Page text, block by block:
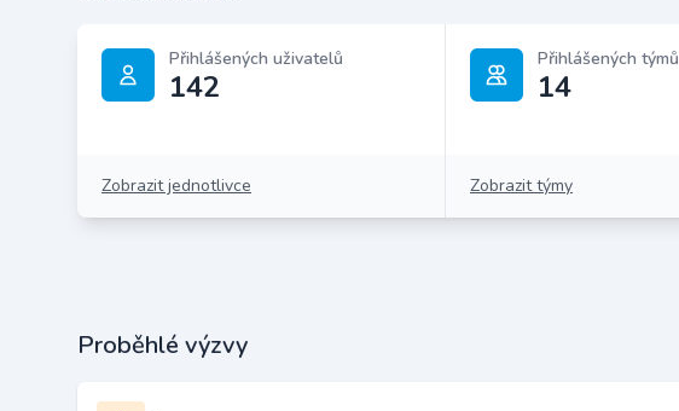
Přihlášených uživatelů
142
Zobrazit jednotlivce
Přihlášených týmů
14
Zobrazit týmy
Proběhlé výzvy